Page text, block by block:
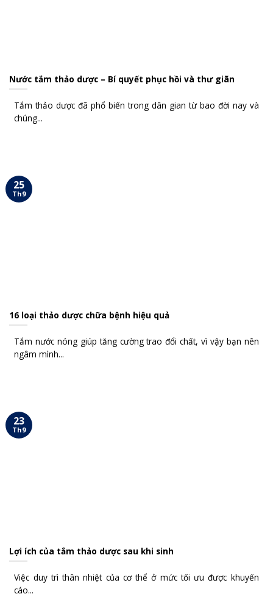
Nước tắm thảo dược – Bí quyết phục hồi và thư giãn
Tắm thảo dược đã phổ biến trong dân gian từ bao đời nay và
chúng...
16 loại thảo dược chữa bệnh hiệu quả
Tắm nước nóng giúp tăng cường trao đổi chất, vì vậy bạn nên
ngâm mình...
25
Th9
Lợi ích của tắm thảo dược sau khi sinh
Việc duy trì thân nhiệt của cơ thể ở mức tối ưu được khuyến
cáo...
23
Th9